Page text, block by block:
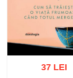
37 LEI